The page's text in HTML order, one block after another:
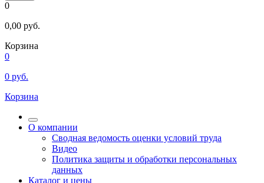
0
0,00 руб.
Корзина
0
0 руб.
Корзина
О компании
Сводная ведомость оценки условий труда
Видео
Политика защиты и обработки персональных
данных
Каталог и цены